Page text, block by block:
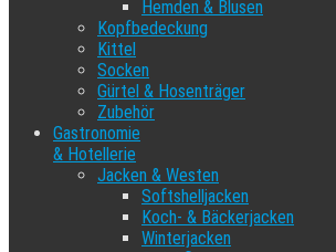
Hemden & Blusen
Kopfbedeckung
Kittel
Socken
Gürtel & Hosenträger
Zubehör
Gastronomie
& Hotellerie
Jacken & Westen
Softshelljacken
Koch- & Bäckerjacken
Winterjacken